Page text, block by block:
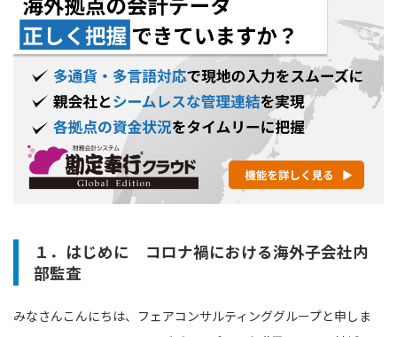
１．はじめに コロナ禍における海外子会社内
部監査
みなさんこんにちは、フェアコンサルティンググループと申しま